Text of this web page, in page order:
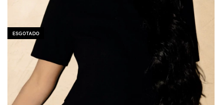
ESGOTADO